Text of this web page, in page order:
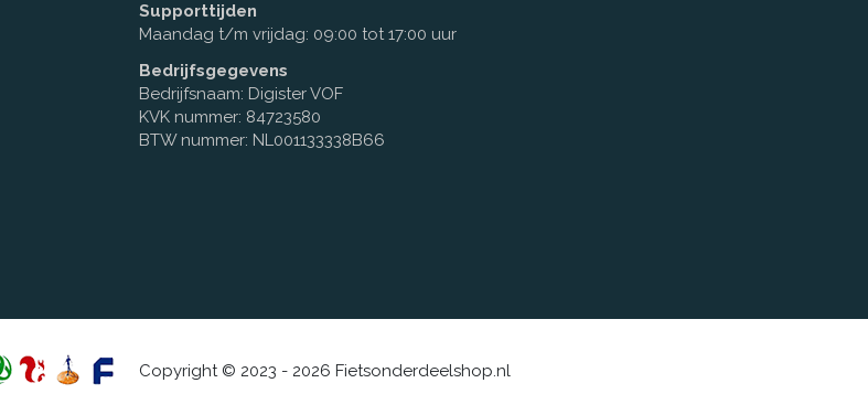
Supporttijden
Maandag t/m vrijdag: 09:00 tot 17:00 uur
Bedrijfsgegevens
Bedrijfsnaam: Digister VOF
KVK nummer: 84723580
BTW nummer: NL001133338B66
Copyright © 2023 - 2026 Fietsonderdeelshop.nl